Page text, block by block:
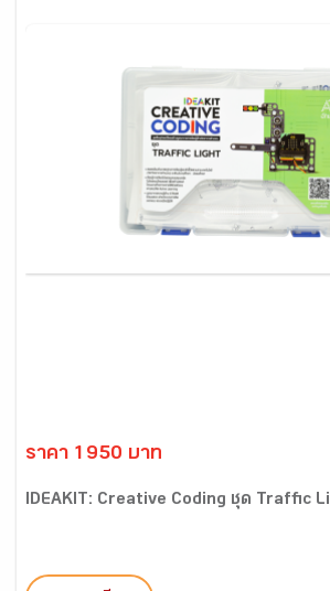
ราคา 1950 บาท
IDEAKIT: Creative Coding ชุด Traffic